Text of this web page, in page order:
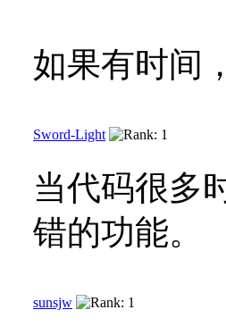
如果有时间
Sword-Light
当代码很多
错的功能。
sunsjw